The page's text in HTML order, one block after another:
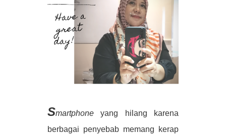
Smartphone yang hilang karena
berbagai penyebab memang kerap